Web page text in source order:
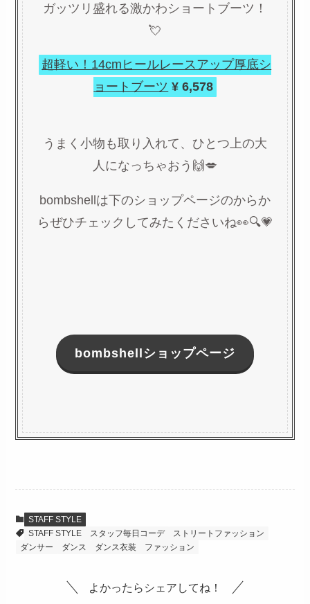
ガッツリ盛れる激かわショートブーツ！
💘
超軽い！14cmヒールレースアップ厚底シ
ョートブーツ ¥ 6,578
うまく小物も取り入れて、ひとつ上の大
人になっちゃおう🙌💋
bombshellは下のショップページのからか
らぜひチェックしてみたくださいね👀🔍💗
bombshellショップページ
STAFF STYLE
STAFF STYLE
スタッフ毎日コーデ
ストリートファッション
ダンサー
ダンス ダンス衣装 ファッション
よかったらシェアしてね！